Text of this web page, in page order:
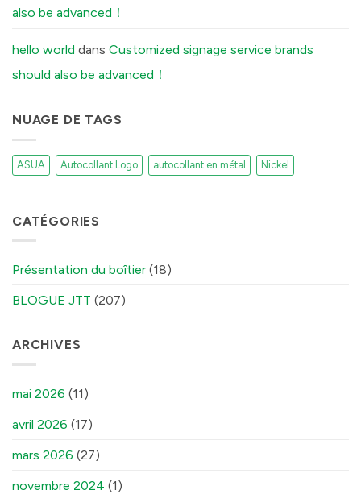
Off
Our
Factory
It)
also be advanced！
hello world dans Customized signage service brands
should also be advanced！
NUAGE DE TAGS
ASUA Autocollant Logo autocollant en métal Nickel
CATÉGORIES
Présentation du boîtier (18)
BLOGUE JTT (207)
ARCHIVES
mai 2026 (11)
avril 2026 (17)
mars 2026 (27)
novembre 2024 (1)